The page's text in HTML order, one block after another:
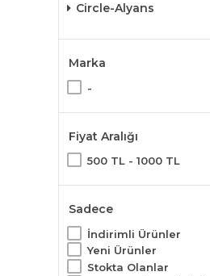
Circle-Alyans
Marka
-
Fiyat Aralığı
500 TL - 1000 TL
Sadece
İndirimli Ürünler
Yeni Ürünler
Stokta Olanlar